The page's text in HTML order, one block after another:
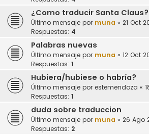
¿Como traducir Santa Claus?
Último mensaje por muna « 21 Oct
Respuestas: 4
Palabras nuevas
Último mensaje por muna « 12 Oct
Respuestas: 1
Hubiera/hubiese o habría?
Último mensaje por estemendoza «
Respuestas: 1
duda sobre traduccion
Último mensaje por muna « 26 Ago
Respuestas: 2